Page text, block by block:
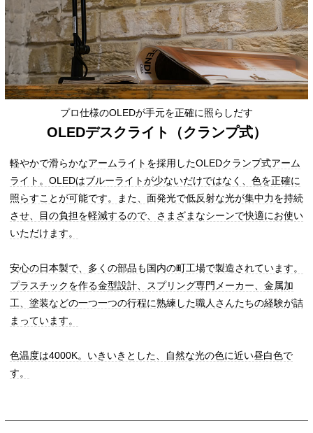
プロ仕様のOLEDが手元を正確に照らしだす
OLEDデスクライト（クランプ式）
軽やかで滑らかなアームライトを採用したOLEDクランプ式アーム
ライト。OLEDはブルーライトが少ないだけではなく、色を正確に
照らすことが可能です。また、面発光で低反射な光が集中力を持続
させ、目の負担を軽減するので、さまざまなシーンで快適にお使い
いただけます。
安心の日本製で、多くの部品も国内の町工場で製造されています。
プラスチックを作る金型設計、スプリング専門メーカー、金属加
工、塗装などの一つ一つの行程に熟練した職人さんたちの経験が詰
まっています。
色温度は4000K。いきいきとした、自然な光の色に近い昼白色で
す。